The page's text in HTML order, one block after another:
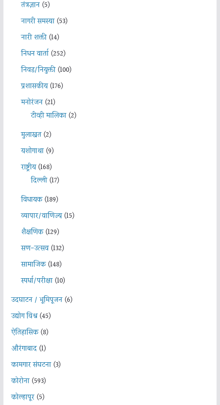
तंत्रज्ञान(5)
नागरी समस्या(53)
नारी शक्ती(14)
निधन वार्ता(252)
निवड/नियुक्ती(100)
प्रशासकीय(176)
मनोरंजन(21)
टीव्ही मालिका(2)
मुलाखत(2)
यशोगाथा(9)
राष्ट्रीय(168)
दिल्ली(17)
विधायक(189)
व्यापार/वाणिज्य(15)
शैक्षणिक(129)
सण-उत्सव(132)
सामाजिक(148)
स्पर्धा/परीक्षा(10)
उदघाटन / भूमिपूजन(6)
उद्योग विश्व(45)
ऐतिहासिक(8)
औरंगाबाद(1)
कामगार संघटना(3)
कोरोना(593)
कोल्हापूर(5)